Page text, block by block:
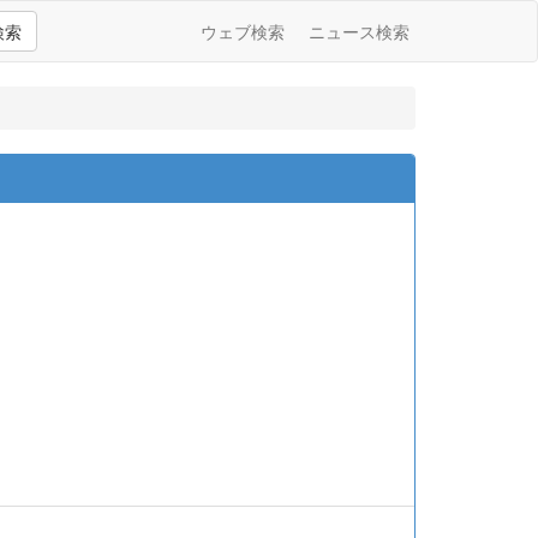
索 ウェブ検索 ニュース検索